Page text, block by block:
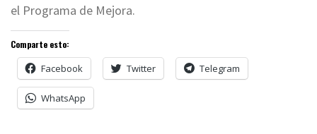
el Programa de Mejora.
Comparte esto:
Facebook Twitter Telegram
WhatsApp